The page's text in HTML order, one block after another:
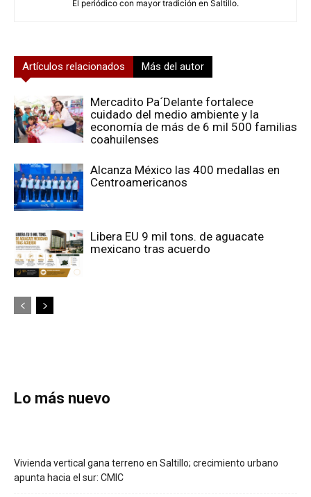
El periódico con mayor tradición en Saltillo.
Artículos relacionados Más del autor
Mercadito Pa´Delante fortalece
cuidado del medio ambiente y la
economía de más de 6 mil 500 familias
coahuilenses
Alcanza México las 400 medallas en
Centroamericanos
Libera EU 9 mil tons. de aguacate
mexicano tras acuerdo
Lo más nuevo
Vivienda vertical gana terreno en Saltillo; crecimiento urbano
apunta hacia el sur: CMIC